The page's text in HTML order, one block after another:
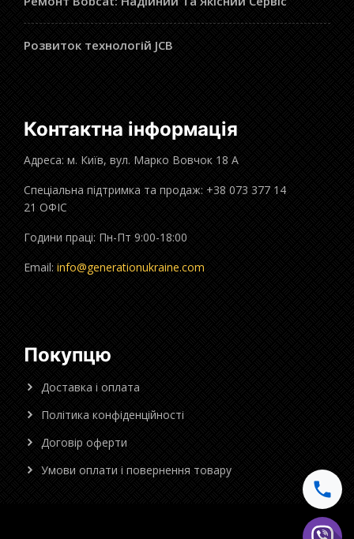
Розвиток технологій JCB
Контактна інформація
Адреса: м. Київ, вул. Марко Вовчок 18 А
Спеціальна підтримка та продаж: +38 073 377 14
21 ОФІС
Години праці: Пн-Пт 9:00-18:00
Email: info@generationukraine.com
Покупцю
Доставка і оплата
Політика конфіденційності
Договір оферти
Умови оплати і повернення товару